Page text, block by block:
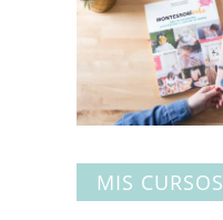
MIS CURSOS